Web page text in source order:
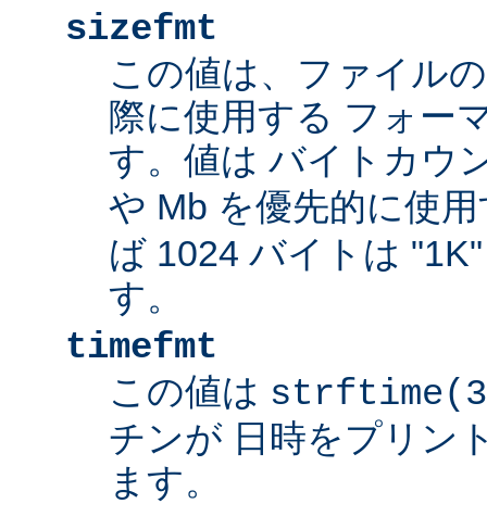
sizefmt
この値は、ファイル
際に使用する フォー
す。値は バイトカウ
や Mb を優先的に使
ば 1024 バイトは
す。
timefmt
この値は
チンが 日時をプリン
ます。